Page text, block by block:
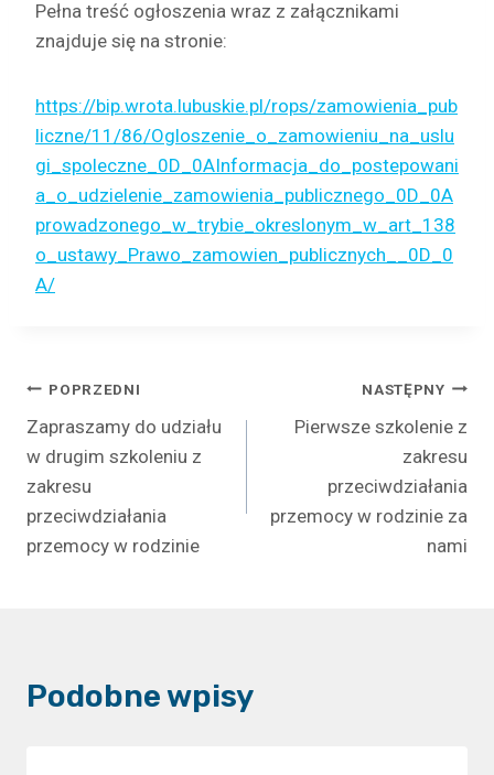
Pełna treść ogłoszenia wraz z załącznikami
znajduje się na stronie:
https://bip.wrota.lubuskie.pl/rops/zamowienia_pub
liczne/11/86/Ogloszenie_o_zamowieniu_na_uslu
gi_spoleczne_0D_0AInformacja_do_postepowani
a_o_udzielenie_zamowienia_publicznego_0D_0A
prowadzonego_w_trybie_okreslonym_w_art_138
o_ustawy_Prawo_zamowien_publicznych__0D_0
A/
Nawigacja
wpisu
POPRZEDNI
Zapraszamy do udziału
w drugim szkoleniu z
zakresu
przeciwdziałania
przemocy w rodzinie
NASTĘPNY
Pierwsze szkolenie z
zakresu
przeciwdziałania
przemocy w rodzinie za
nami
Podobne wpisy